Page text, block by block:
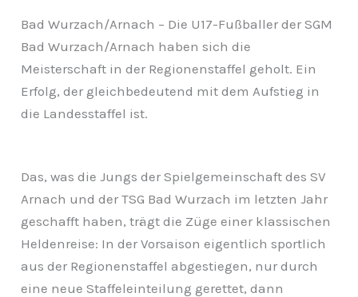
Bad Wurzach/Arnach – Die U17-Fußballer der SGM
Bad Wurzach/Arnach haben sich die
Meisterschaft in der Regionenstaffel geholt. Ein
Erfolg, der gleichbedeutend mit dem Aufstieg in
die Landesstaffel ist.
Das, was die Jungs der Spielgemeinschaft des SV
Arnach und der TSG Bad Wurzach im letzten Jahr
geschafft haben, trägt die Züge einer klassischen
Heldenreise: In der Vorsaison eigentlich sportlich
aus der Regionenstaffel abgestiegen, nur durch
eine neue Staffeleinteilung gerettet, dann